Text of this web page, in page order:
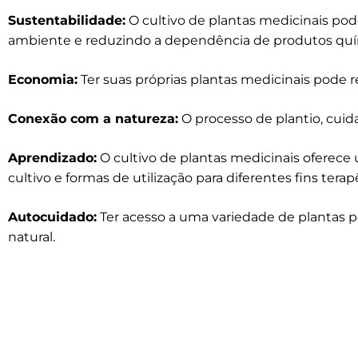
Sustentabilidade: O cultivo de plantas medicinais
ambiente e reduzindo a dependência de produtos
Economia: Ter suas próprias plantas medicinais pode
Conexão com a natureza: O processo de plantio,
Aprendizado: O cultivo de plantas medicinais
cultivo e formas de utilização para diferentes fins
Autocuidado: Ter acesso a uma variedade de
natural.